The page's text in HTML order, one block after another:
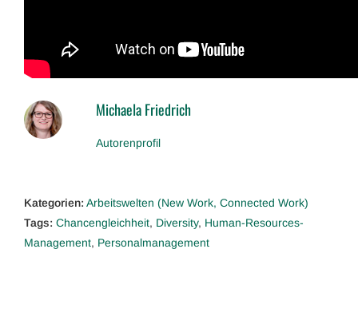
Michaela Friedrich
Autorenprofil
Kategorien: Arbeitswelten (New Work, Connected Work)
Tags: Chancengleichheit, Diversity, Human-Resources-
Management, Personalmanagement